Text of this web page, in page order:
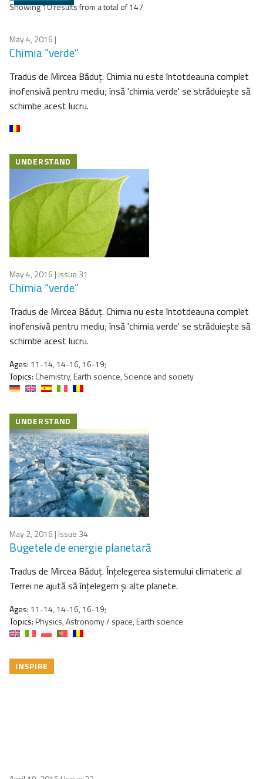
Showing 10 results from a total of 147
May 4, 2016 |
Chimia “verde”
Tradus de Mircea Băduţ. Chimia nu este întotdeauna complet
inofensivă pentru mediu; însă 'chimia verde' se străduieşte să
schimbe acest lucru.
UNDERSTAND
May 4, 2016 | Issue 31
Chimia “verde”
Tradus de Mircea Băduţ. Chimia nu este întotdeauna complet
inofensivă pentru mediu; însă 'chimia verde' se străduieşte să
schimbe acest lucru.
Ages: 11-14, 14-16, 16-19;
Topics: Chemistry, Earth science, Science and society
UNDERSTAND
May 2, 2016 | Issue 34
Bugetele de energie planetară
Tradus de Mircea Băduţ. Înţelegerea sistemului climateric al
Terrei ne ajută să înţelegem şi alte planete.
Ages: 11-14, 14-16, 16-19;
Topics:Physics, Astronomy / space, Earth science
INSPIRE